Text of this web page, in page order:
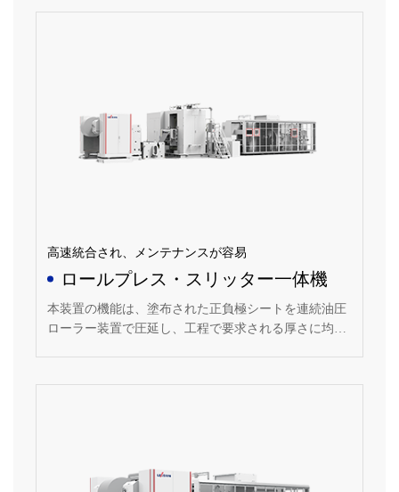
範囲が広い。
高速統合され、メンテナンスが容易
ロールプレス・スリッター一体機
本装置の機能は、塗布された正負極シートを連続油圧
ローラー装置で圧延し、工程で要求される厚さに均一